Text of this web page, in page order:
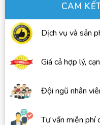
CAM
Dịch vụ và sản
Giá cả hợp lý,
Đội ngũ nhân
Tư vấn miễn phí